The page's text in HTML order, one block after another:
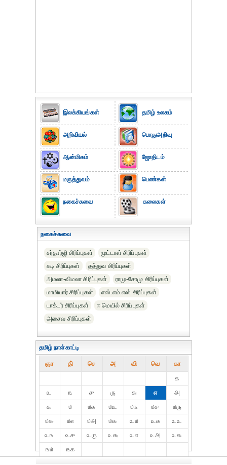
இலக்கியங்கள்
அறிவியல்
ஆன்மிகம்
மருத்துவம்
நகைச்சுவை
தமிழ் உலகம்
பொதுஅறிவு
ஜோதிடம்
பெண்கள்
கலைகள்
நகைச்சுவை
சர்தார்ஜி சிரிப்புகள்
முட்டாள் சிரிப்புகள்
கடி சிரிப்புகள்
தத்துவ சிரிப்புகள்
அமலா-விமலா சிரிப்புகள்
ராமு-சோமு சிரிப்புகள்
மாமியார் சிரிப்புகள்
எஸ்.எம்.எஸ் சிரிப்புகள்
டாக்டர் சிரிப்புகள்
ஈ மெயில் சிரிப்புகள்
அசைவ சிரிப்புகள்
தமிழ் நாள்காட்டி
ஞா தி் செ அ வி வெ கா
௧
௨
௩ ௪ ௫ ௬ ௭
௮
௯
௰ ௰௧ ௰௨ ௰௩ ௰௪
௰௫
௰௬
௰௭ ௰௮ ௰௯ ௨௰ ௨௧
௨௨
௨௩
௨௪ ௨௫ ௨௬ ௨௭ ௨௮
௨௯
௩௰
௩௧